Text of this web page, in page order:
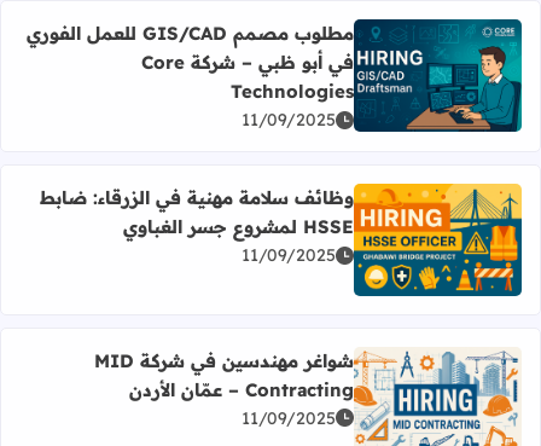
اقرأ المزيد عن مطلوب مصمم GIS/CAD للعمل الفوري في أبو ظبي – شركة Core Technologies
مطلوب مصمم GIS/CAD للعمل الفوري
في أبو ظبي – شركة Core
Technologies
11/09/2025
اقرأ المزيد عن وظائف سلامة مهنية في الزرقاء: ضابط HSSE لمشروع جسر الغباوي
وظائف سلامة مهنية في الزرقاء: ضابط
HSSE لمشروع جسر الغباوي
11/09/2025
اقرأ المزيد عن شواغر مهندسين في شركة MID Contracting – عمّان الأردن
شواغر مهندسين في شركة MID
Contracting – عمّان الأردن
11/09/2025